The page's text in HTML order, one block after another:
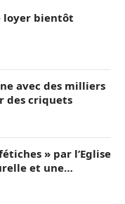
loyer bientôt
avec des milliers
des criquets
» par l’Eglise
et une